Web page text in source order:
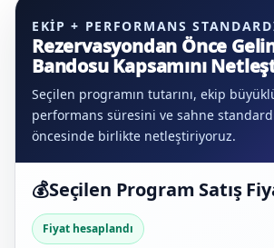
EKIP + PERFORMANS
Rezervasyondan Önce
Bandosu Kapsamını
Seçilen programın tutarını, ekip
performans süresini ve sahne
öncesinde birlikte netleştiriyoruz.
💰Seçilen Program Satış
Fiyat hesaplandı